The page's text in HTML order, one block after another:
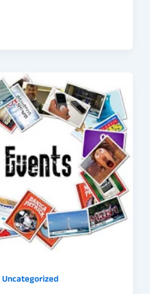
Uncategorized